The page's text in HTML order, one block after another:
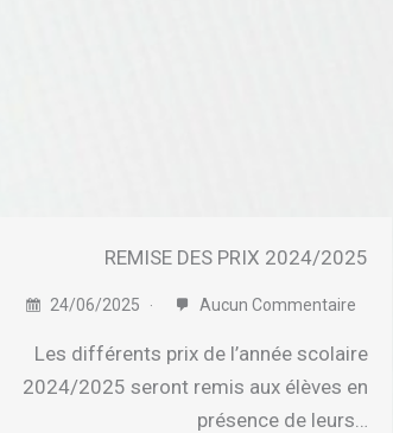
REMISE DES PRIX 2024/2025
24/06/2025 Aucun Commentaire
Les différents prix de l’année scolaire
2024/2025 seront remis aux élèves en
présence de leurs…